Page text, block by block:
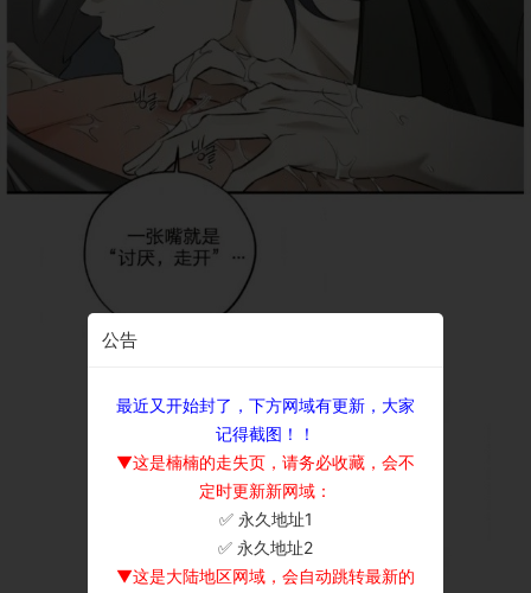
公告
最近又开始封了，下方网域有更新，大家
记得截图！！
▼这是楠楠的走失页，请务必收藏，会不
定时更新新网域：
✅ 永久地址1
✅ 永久地址2
▼这是大陆地区网域，会自动跳转最新的